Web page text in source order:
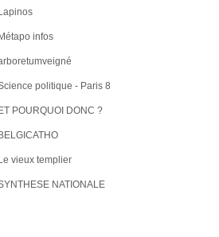
Lapinos
Métapo infos
politique - Paris 8
ET POURQUOI DONC ?
BELGICATHO
Le vieux templier
NATIONALE